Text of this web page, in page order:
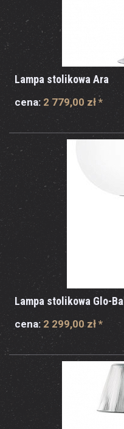
Lampa stolikowa Ara
cena: 2 779,00 zł *
Lampa stolikowa Glo-
cena: 2 299,00 zł *